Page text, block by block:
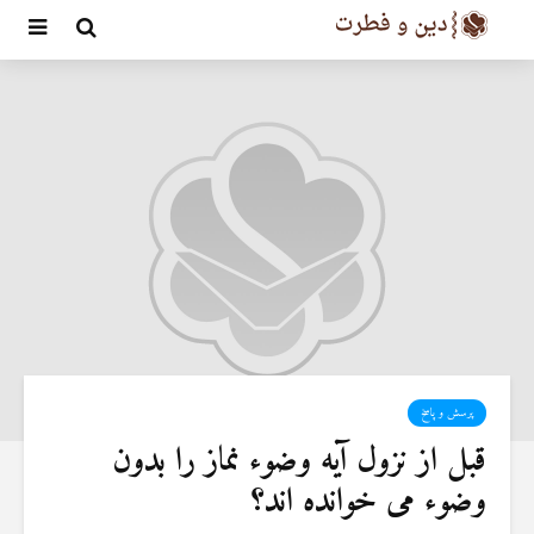
پرسش و پاسخ
قبل از نزول آیه وضوء نماز را بدون
وضوء می خوانده اند؟